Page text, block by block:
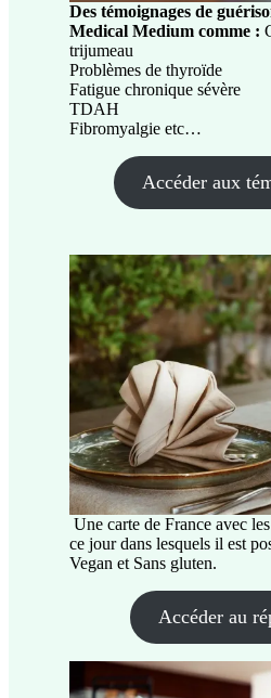
Des témoignages de
Medical Medium comme :
trijumeau
Problèmes de thyroïde
Fatigue chronique sévère
TDAH
Fibromyalgie etc…
Accéder aux
Une carte de France avec
ce jour dans lesquels il est
Vegan et Sans gluten.
Accéder au